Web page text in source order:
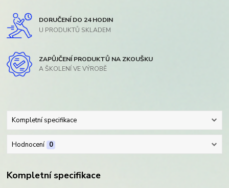
DORUČENÍ DO 24 HODIN
U PRODUKTŮ SKLADEM
ZAPŮJČENÍ PRODUKTŮ NA ZKOUŠKU
A ŠKOLENÍ VE VÝROBĚ
Kompletní specifikace
Hodnocení 0
Kompletní specifikace